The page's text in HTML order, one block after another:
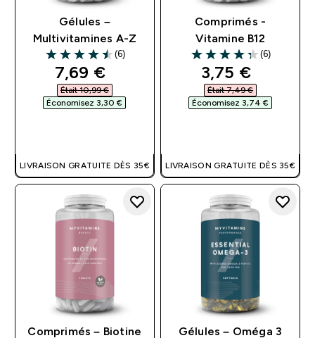
Gélules –
Multivitamines A-Z
4.5 out of 5 stars
(6)
discounted price
7,69 €‎
Était 10,99 €‎
Économisez 3,30 €‎
LIVRAISON GRATUITE DÈS 35€
Comprimés -
Vitamine B12
4.33 out of 5 stars
(6)
discounted
3,75 €‎
Était 7,49 €‎
Économisez 3,74 €‎
LIVRAISON GRATUITE DÈS 35€
Comprimés – Biotine
Gélules – Oméga 3